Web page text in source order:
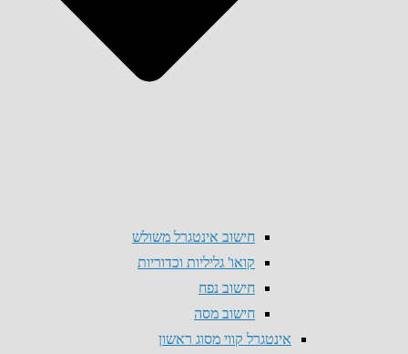
חישוב אינטגרל משולש
קואו' גליליות וכדוריות
חישוב נפח
חישוב מסה
אינטגרל קווי מסוג ראשון